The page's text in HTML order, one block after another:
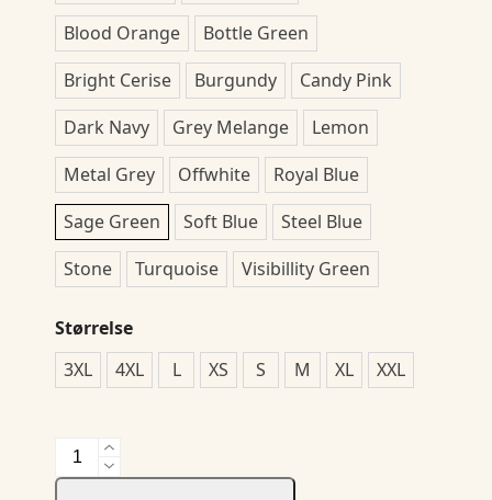
Blood Orange
Bottle Green
Bright Cerise
Burgundy
Candy Pink
Dark Navy
Grey Melange
Lemon
Metal Grey
Offwhite
Royal Blue
Sage Green
Soft Blue
Steel Blue
Stone
Turquoise Visibillity Green
Størrelse
3XL
4XL L XS S M XL XXL
Basic
Polo